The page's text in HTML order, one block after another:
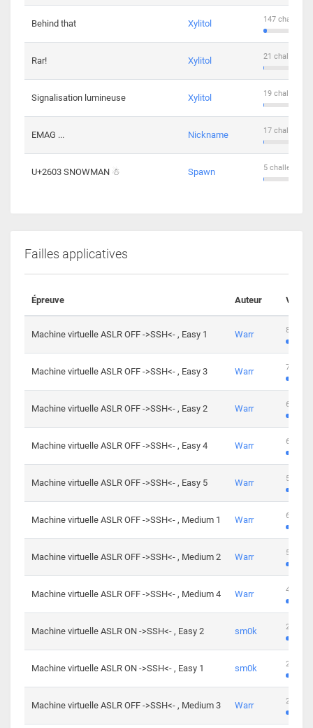
Behind that Xylitol 147
Rar! Xylitol 21
Signalisation lumineuse Xylitol 19
EMAG ... Nickname 17
U+2603 SNOWMAN ☃ Spawn 5 challengers
Failles applicatives
Épreuve Auteur
Machine virtuelle ASLR OFF ->SSH<- , Easy 1 Warr 801
Machine virtuelle ASLR OFF ->SSH<- , Easy 3 Warr 746
Machine virtuelle ASLR OFF ->SSH<- , Easy 2 Warr 681
Machine virtuelle ASLR OFF ->SSH<- , Easy 4 Warr 645
Machine virtuelle ASLR OFF ->SSH<- , Easy 5 Warr 561
Machine virtuelle ASLR OFF ->SSH<- , Medium 1 Warr 605
Machine virtuelle ASLR OFF ->SSH<- , Medium 2 Warr 509
Machine virtuelle ASLR OFF ->SSH<- , Medium 4 Warr 413
Machine virtuelle ASLR ON ->SSH<- , Easy 2 sm0k 247
Machine virtuelle ASLR ON ->SSH<- , Easy 1 sm0k 219
Machine virtuelle ASLR OFF ->SSH<- , Medium 3 Warr 280